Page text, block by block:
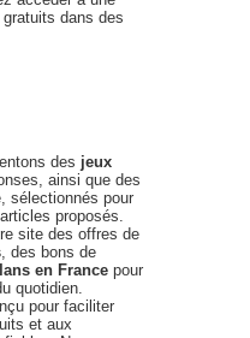
gratuits dans des
des jeux
ainsi que des
sélectionnés pour
proposés.
site des offres de
, des bons de
en France pour
quotidien.
pour faciliter
et aux